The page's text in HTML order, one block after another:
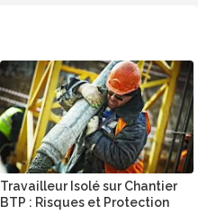
Travailleur Isolé sur Chantier
BTP : Risques et Protection